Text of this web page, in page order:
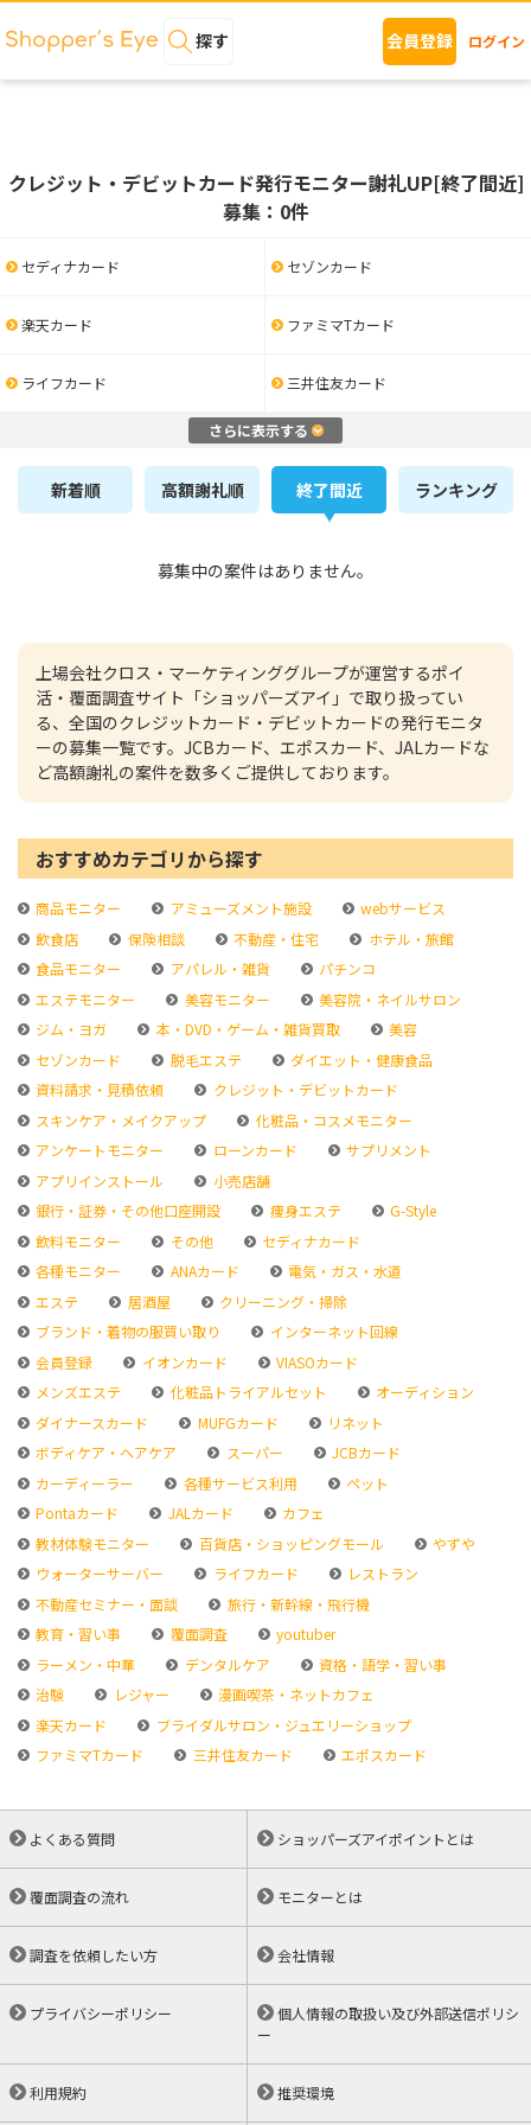
探す 会員登録 ログイン
クレジット・デビットカード発行モニター謝礼UP[終了間近]
募集：0件
セディナカード セゾンカード
楽天カード ファミマTカード
ライフカード 三井住友カード
さらに表示する
新着順 高額謝礼順 終了間近 ランキング
募集中の案件はありません。
上場会社クロス・マーケティンググループが運営するポイ
活・覆面調査サイト「ショッパーズアイ」で取り扱ってい
る、全国のクレジットカード・デビットカードの発行モニタ
ーの募集一覧です。JCBカード、エポスカード、JALカードな
ど高額謝礼の案件を数多くご提供しております。
おすすめカテゴリから探す
商品モニター アミューズメント施設
webサービス
飲食店
保険相談 不動産・住宅
ホテル・旅館
食品モニター
アパレル・雑貨
パチンコ
エステモニター
美容モニター
美容院・ネイルサロン
ジム・ヨガ
本・DVD・ゲーム・雑貨買取
美容
セゾンカード
脱毛エステ
ダイエット・健康食品
資料請求・見積依頼
クレジット・デビットカード
スキンケア・メイクアップ
化粧品・コスメモニター
アンケートモニター
ローンカード
サプリメント
アプリインストール
小売店舗
銀行・証券・その他口座開設
痩身エステ
G-Style
飲料モニター
その他
セディナカード
各種モニター
ANAカード
電気・ガス・水道
エステ
居酒屋
クリーニング・掃除
ブランド・着物の服買い取り
インターネット回線
会員登録
イオンカード
VIASOカード
メンズエステ
化粧品トライアルセット
オーディション
ダイナースカード
MUFGカード
リネット
ボディケア・ヘアケア
スーパー
JCBカード
カーディーラー
各種サービス利用
ペット
Pontaカード
JALカード
カフェ
教材体験モニター
百貨店・ショッピングモール
やずや
ウォーターサーバー
ライフカード
レストラン
不動産セミナー・面談
旅行・新幹線・飛行機
教育・習い事
覆面調査
youtuber
ラーメン・中華
デンタルケア
資格・語学・習い事
治験
レジャー
漫画喫茶・ネットカフェ
楽天カード
ブライダルサロン・ジュエリーショップ
ファミマTカード
三井住友カード エポスカード
よくある質問 ショッパーズアイポイントとは
覆面調査の流れ モニターとは
調査を依頼したい方 会社情報
プライバシーポリシー
個人情報の取扱い及び外部送信ポリシ
ー
利用規約 推奨環境